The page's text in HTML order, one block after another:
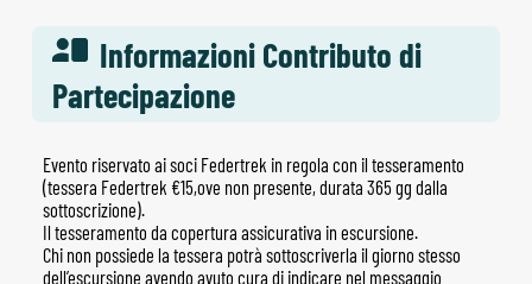
Informazioni Contributo di
Partecipazione
Evento riservato ai soci Federtrek in regola con il tesseramento
(tessera Federtrek €15,ove non presente, durata 365 gg dalla
sottoscrizione).
Il tesseramento da copertura assicurativa in escursione.
Chi non possiede la tessera potrà sottoscriverla il giorno stesso
dell’escursione avendo avuto cura di indicare nel messaggio